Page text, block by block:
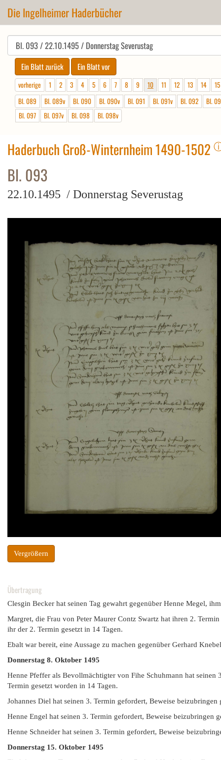
Die Ingelheimer Haderbücher
vorherige 1 2 3 4 5 6 7 8 9 10 11 12 13 14
15
Bl. 089
Bl. 089v Bl. 090 Bl. 090v Bl. 091 Bl. 091v Bl. 092
Bl.
Bl. 097
Bl. 097v Bl. 098 Bl. 098v
Haderbuch Groß-Winternheim 1490-1502
Bl. 093
22.10.1495 / Donnerstag Severustag
Vergrößern
Übertragung
Clesgin Becker hat seinen Tag gewahrt gegenüber Henne Megel,
Margret, die Frau von Peter Maurer Contz Swartz hat ihren 2.
ihr der 2. Termin gesetzt in 14 Tagen.
Ebalt war bereit, eine Aussage zu machen gegenüber Gerhard
Donnerstag 8. Oktober 1495
Henne Pfeffer als Bevollmächtigter von Fihe Schuhmann hat
Termin gesetzt worden in 14 Tagen.
Johannes Diel hat seinen 3. Termin gefordert, Beweise
Henne Engel hat seinen 3. Termin gefordert, Beweise beizubringen
Henne Schneider hat seinen 3. Termin gefordert, Beweise
Donnerstag 15. Oktober 1495